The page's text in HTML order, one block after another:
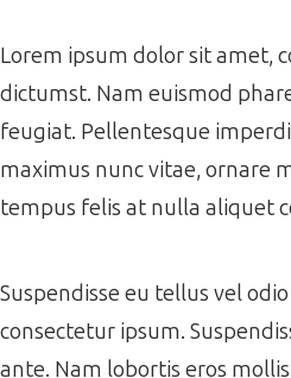
Lorem ipsum dolor sit amet,
dictumst. Nam euismod
feugiat. Pellentesque
maximus nunc vitae, ornare
tempus felis at nulla aliquet
Suspendisse eu tellus vel
consectetur ipsum.
ante. Nam lobortis eros